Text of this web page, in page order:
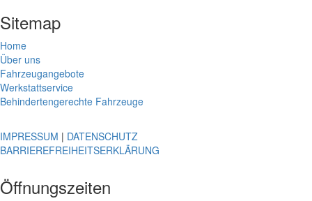
Sitemap
Home
Über uns
Fahrzeugangebote
Werkstattservice
Behindertengerechte Fahrzeuge
IMPRESSUM | DATENSCHUTZ
BARRIEREFREIHEITSERKLÄRUNG
Öffnungszeiten